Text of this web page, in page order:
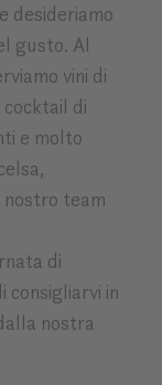
desideriamo
gusto. Al
vini di
di
e molto
team
di
consigliarvi in
nostra